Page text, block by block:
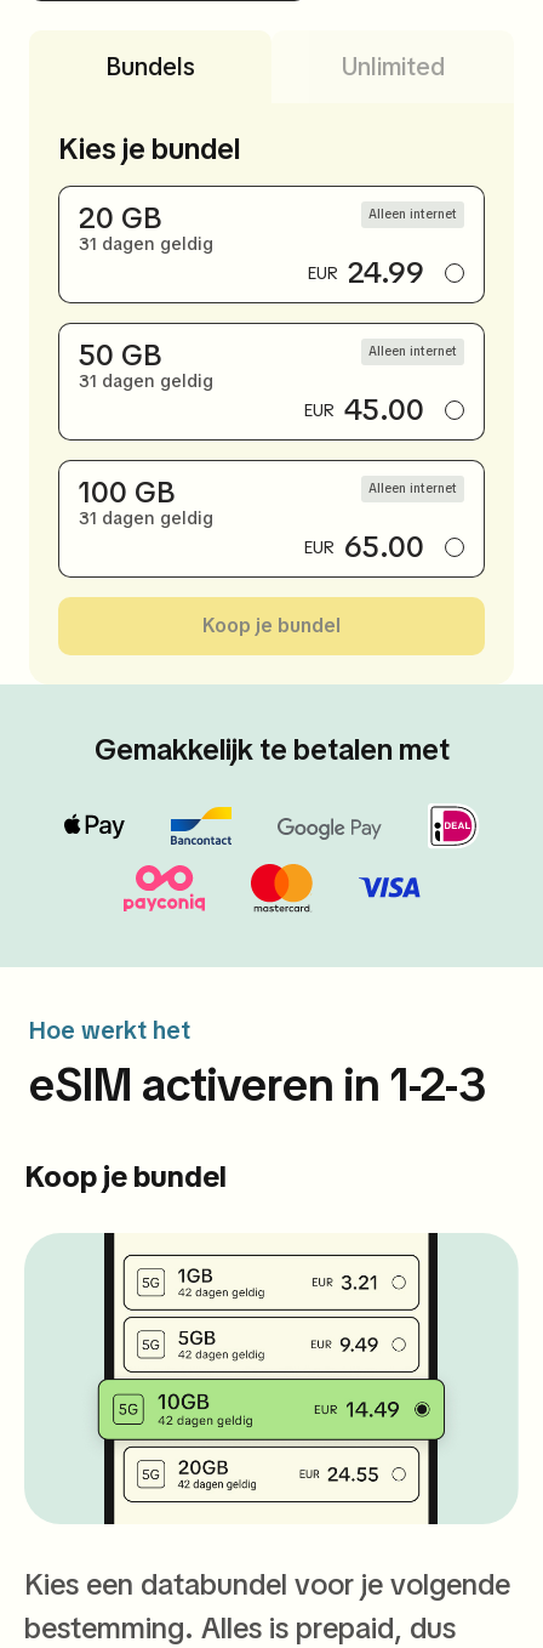
Bundels Unlimited
Kies je bundel
20 GB
31 dagen geldig
Alleen internet
EUR 24.99
50 GB
31 dagen geldig
Alleen internet
EUR 45.00
100 GB
31 dagen geldig
Alleen internet
EUR 65.00
Koop je bundel
Gemakkelijk te betalen met
Hoe werkt het
eSIM activeren in 1-2-3
Koop je bundel
Kies een databundel voor je volgende
bestemming. Alles is prepaid, dus